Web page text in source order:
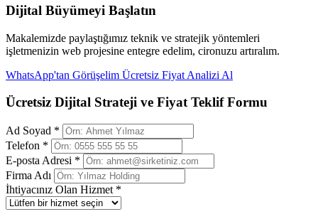
Dijital Büyümeyi Başlatın
Makalemizde paylaştığımız teknik ve stratejik yöntemleri
işletmenizin web projesine entegre edelim, cironuzu artıralım.
WhatsApp'tan Görüşelim Ücretsiz Fiyat Analizi Al
Ücretsiz Dijital Strateji ve Fiyat Teklif Formu
Ad Soyad *
Telefon *
E-posta Adresi *
Firma Adı
İhtiyacınız Olan Hizmet *